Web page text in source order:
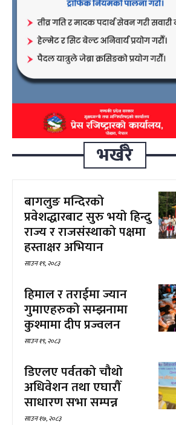
भर्खरै
बागलुङ मन्दिरको
प्रवेशद्धारबाट सुरु भयो हिन्दु
राज्य र राजसंस्थाको पक्षमा
हस्ताक्षर अभियान
साउन १९, २०८३
हिमाल र तराईमा ज्यान
गुमाएहरुको सम्झनामा
कुश्मामा दीप प्रज्वलन
साउन १९, २०८३
डिएलए पर्वतको चौथो
अधिवेशन तथा एघारौँ
साधारण सभा सम्पन्न
साउन १७, २०८३